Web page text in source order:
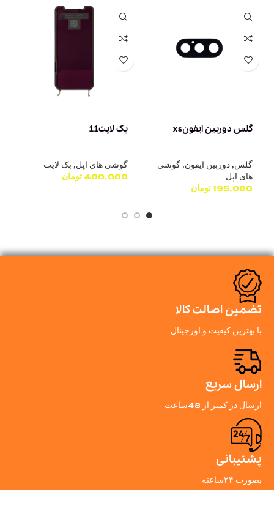
گلس دوربین ایفونxs
گلس, دوربین ایفون, گوشی
های اپل
195,000تومان
بک لایت11
گوشی های اپل, بک لایت
400,000 تومان
تضمین اصالت کالا
با بهترین کیفیت و اورجینال
ارسال سریع
ارسال در کمتر از 48ساعت
پشتیبانی
بصورت ۲۴ساعته